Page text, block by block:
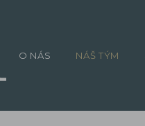
O NÁS NÁŠ TÝM